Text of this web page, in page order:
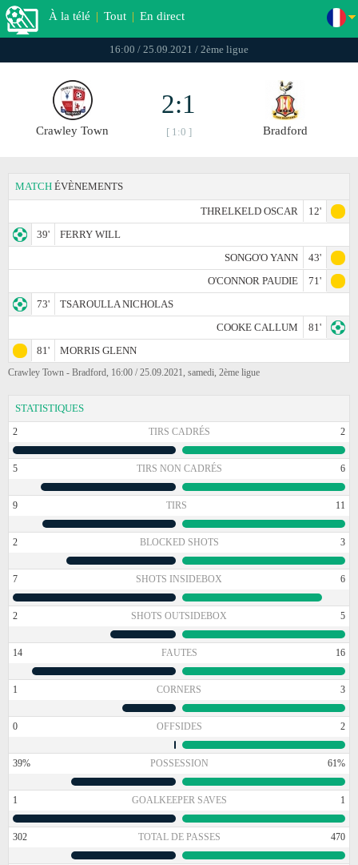
À la télé | Tout | En direct
16:00 / 25.09.2021 / 2ème ligue
Crawley Town
2:1
[ 1:0 ] Bradford
MATCH ÉVÈNEMENTS
THRELKELD OSCAR
12'
39'
FERRY WILL
SONGO'O YANN
43'
O'CONNOR PAUDIE
71'
73'
TSAROULLA NICHOLAS
COOKE CALLUM
81'
81'
MORRIS GLENN
Crawley Town - Bradford, 16:00 / 25.09.2021, samedi, 2ème ligue
STATISTIQUES
2 TIRS CADRÉS 2
5 TIRS NON CADRÉS 6
9 TIRS 11
2 BLOCKED SHOTS 3
7 SHOTS INSIDEBOX 6
2 SHOTS OUTSIDEBOX 5
14 FAUTES 16
1 CORNERS 3
0 OFFSIDES 2
39% POSSESSION 61%
1 GOALKEEPER SAVES 1
302 TOTAL DE PASSES 470